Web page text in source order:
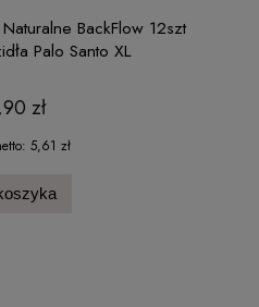
BackFlow 12szt
Palo Santo XL
zł
5,61 zł